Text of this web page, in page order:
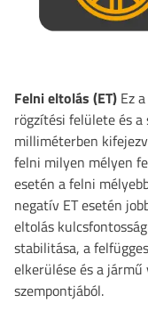
Felni eltolás (ET) Ez
rögzítési felülete és
milliméterben
felni milyen mélyen
esetén a felni
negatív ET esetén
eltolás
stabilitása, a
elkerülése és a
szempontjából.